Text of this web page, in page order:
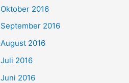
Oktober 2016
September 2016
August 2016
Juli 2016
Juni 2016